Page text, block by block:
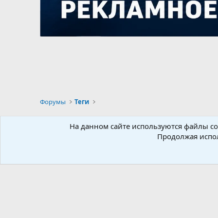
Форумы Теги
Russian
На данном сайте используются файлы
Продолжая